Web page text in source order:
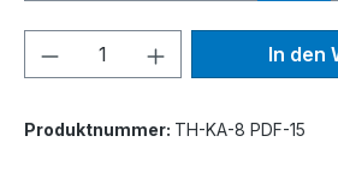
Produkt Anzahl: GibIn den
Produktnummer: TH-KA-8 PDF-15